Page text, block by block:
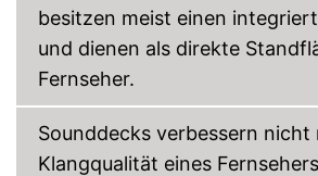
besitzen meist einen
und dienen als direkte
Fernseher.
Sounddecks verbessern nicht
Klangqualität eines